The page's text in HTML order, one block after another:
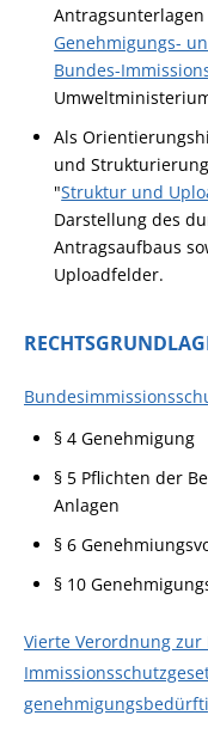
Genehmigungs-
Bundes-
Als
und
"Struktur und
Darstellung des
Antragsaufbaus
Uploadfelder.
§ 4 Genehmigung
§ 5 Pflichten der
Anlagen
§ 6
§ 10
Vierte Verordnung